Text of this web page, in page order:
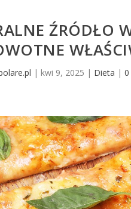
ŹRÓDŁO
| kwi 9, 2025 | Dieta | 0